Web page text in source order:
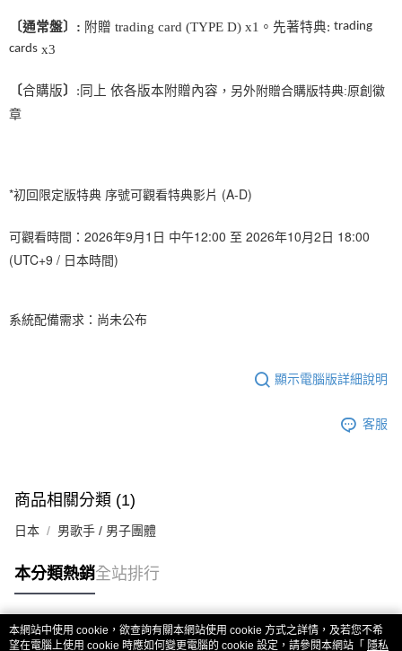
【注意事項】
１．透過由恩沛科技股份有限公司提供之「AFTEE先享後付」服務完成之交
易，需依本服務之必要範圍內提供個人資料，並將交易相關給付款項請求債
２．關於個人資料處理事宜，請瀏覽以下網址：
請求用戶進行身份認證。
恩沛科技股份有限公司將有權停止該用戶之使用額度並採取法律行動。
每筆NT$200
亞洲國家/地區配送
歐洲國家/地區配送
〔通常盤〕 : 附贈 trading card (TYPE D) x1 。先著特典: trading
cards x3
〔合購版〕 : 同上 依各版本附贈內容 ，另外附贈合購版特典:原創徽
章
*初回限定版特典 序號可觀看特典影片 (A-D)
可觀看時間：2026年9月1日 中午12:00 至 2026年10月2日 18:00
(UTC+9 / 日本時間)
系統配備需求：尚未公布
顯示電腦版詳細說明
客服
商品相關分類 (1)
日本 男歌手 / 男子團體
本分類熱銷全站排行
熱門標籤
本網站中使用 cookie，欲查詢有關本網站使用 cookie 方式之詳情，及若您不希
望在電腦上使用 cookie 時應如何變更電腦的 cookie 設定，請參閱本網站「 隱私